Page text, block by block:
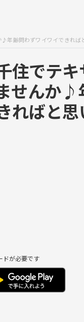
年齢問わずワイワイできれば
住でテ
せんか♪
ればと思
ドが必要です